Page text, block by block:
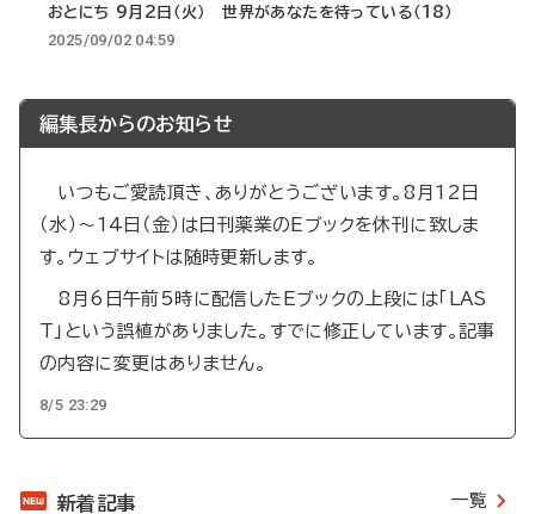
おとにち 9月2日（火） 世界があなたを待っている（18）
2025/09/02 04:59
編集長からのお知らせ
いつもご愛読頂き、ありがとうございます。8月12日
（水）～14日（金）は日刊薬業のEブックを休刊に致しま
す。ウェブサイトは随時更新します。
8月6日午前5時に配信したEブックの上段には「LAS
T」という誤植がありました。すでに修正しています。記事
の内容に変更はありません。
8/5 23:29
新着記事 一覧